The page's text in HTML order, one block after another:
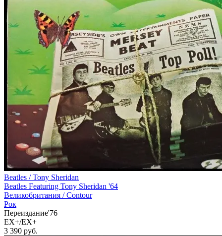
Beatles / Tony Sheridan
Beatles Featuring Tony Sheridan '64
Великобритания /Contour
Рок
Переиздание'76
EX+/EX+
3 390 руб.